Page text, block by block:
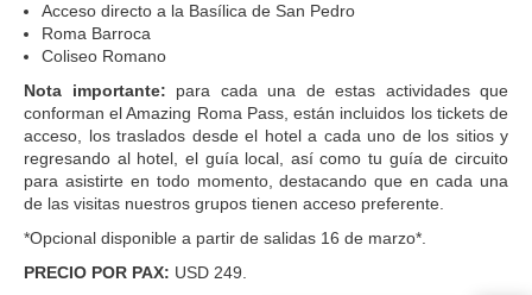
Acceso directo a la Basílica de San Pedro
Roma Barroca
Coliseo Romano
Nota importante: para cada una de estas actividades que
conforman el Amazing Roma Pass, están incluidos los tickets de
acceso, los traslados desde el hotel a cada uno de los sitios y
regresando al hotel, el guía local, así como tu guía de circuito
para asistirte en todo momento, destacando que en cada una
de las visitas nuestros grupos tienen acceso preferente.
*Opcional disponible a partir de salidas 16 de marzo*.
PRECIO POR PAX: USD 249.